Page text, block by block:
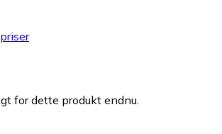
for dette produkt endnu.